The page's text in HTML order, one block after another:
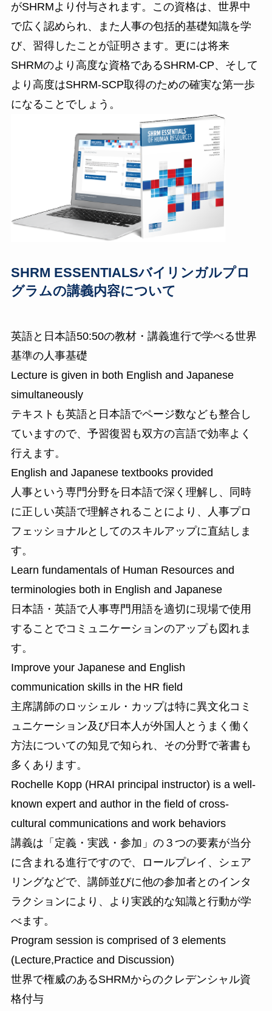
がSHRMより付与されます。この資格は、世界中
で広く認められ、また人事の包括的基礎知識を学
び、習得したことが証明さます。更には将来
SHRMのより高度な資格であるSHRM-CP、そして
より高度はSHRM-SCP取得のための確実な第一歩
になることでしょう。
SHRM ESSENTIALSバイリンガルプロ
グラムの講義内容について
英語と日本語50:50の教材・講義進行で学べる世界
基準の人事基礎
Lecture is given in both English and Japanese
simultaneously
テキストも英語と日本語でページ数なども整合し
ていますので、予習復習も双方の言語で効率よく
行えます。
English and Japanese textbooks provided
人事という専門分野を日本語で深く理解し、同時
に正しい英語で理解されることにより、人事プロ
フェッショナルとしてのスキルアップに直結しま
す。
Learn fundamentals of Human Resources and
terminologies both in English and Japanese
日本語・英語で人事専門用語を適切に現場で使用
することでコミュニケーションのアップも図れま
す。
Improve your Japanese and English
communication skills in the HR field
主席講師のロッシェル・カップは特に異文化コミ
ュニケーション及び日本人が外国人とうまく働く
方法についての知見で知られ、その分野で著書も
多くあります。
Rochelle Kopp (HRAI principal instructor) is a well-
known expert and author in the field of cross-
cultural communications and work behaviors
講義は「定義・実践・参加」の３つの要素が当分
に含まれる進行ですので、ロールプレイ、シェア
リングなどで、講師並びに他の参加者とのインタ
ラクションにより、より実践的な知識と行動が学
べます。
Program session is comprised of 3 elements
(Lecture,Practice and Discussion)
世界で権威のあるSHRMからのクレデンシャル資
格付与